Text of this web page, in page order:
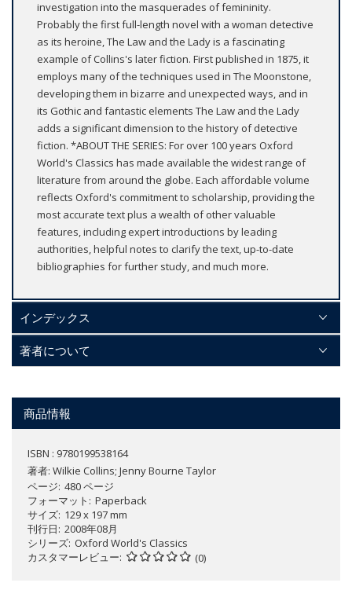
investigation into the masquerades of femininity.
Probably the first full-length novel with a woman detective
as its heroine, The Law and the Lady is a fascinating
example of Collins's later fiction. First published in 1875, it
employs many of the techniques used in The Moonstone,
developing them in bizarre and unexpected ways, and in
its Gothic and fantastic elements The Law and the Lady
adds a significant dimension to the history of detective
fiction. *ABOUT THE SERIES: For over 100 years Oxford
World's Classics has made available the widest range of
literature from around the globe. Each affordable volume
reflects Oxford's commitment to scholarship, providing the
most accurate text plus a wealth of other valuable
features, including expert introductions by leading
authorities, helpful notes to clarify the text, up-to-date
bibliographies for further study, and much more.
インデックス
著者について
商品情報
ISBN : 9780199538164
著者: Wilkie Collins; Jenny Bourne Taylor
ページ 480 ページ
フォーマット
Paperback
サイズ 129 x 197 mm
刊行日 2008年08月
シリーズ Oxford World's Classics
カスタマーレビュー
(0)